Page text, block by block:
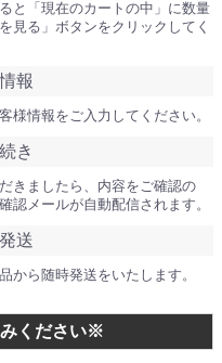
と「現在のカートの中」に数量
見る」ボタンをクリックしてく
報
様情報をご入力してください。
き
きましたら、内容をご確認の
認メールが自動配信されます。
送
から随時発送をいたします。
ください※